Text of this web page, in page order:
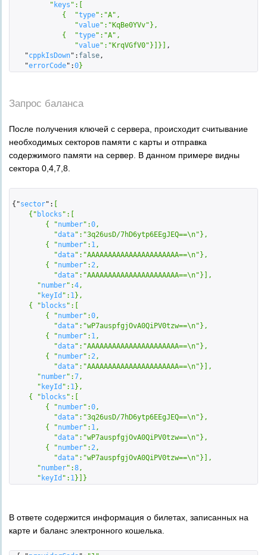
         "
keys ":
            {  "
type": "A" ,
               "
value": "KqBe0YVv" } ,
            {  "
type": "A" ,
               "
value": "KrqVGfV0" } ]}
,
   "
cppkIsDown": false,
   "
errorCode":0}
Запрос баланса
После получения ключей с сервера, происходит считывание
необходимых секторов памяти с карты и отправка
содержимого памяти на сервер. В данном примере видны
сектора 0,4,7,8.
{"sector":
    {"
blocks ":
        { "
number":0,
          "
data": "3q26usD/7hD6ytp6EEgJEQ==\n" } ,
        { "
number": 1,
          "
data": "AAAAAAAAAAAAAAAAAAAAAA==\n" } ,
        { "
number": 2,
          "
data": "AAAAAAAAAAAAAAAAAAAAAA==\n" }
,
      "
number":4,
      "
keyId ": 1} ,
    { "
blocks ":
        { "
number":0,
          "
data": "wP7auspfgjOvA0QiPV0tzw==\n" } ,
        { "
number": 1,
          "
data": "AAAAAAAAAAAAAAAAAAAAAA==\n" } ,
        { "
number": 2,
          "
data": "AAAAAAAAAAAAAAAAAAAAAA==\n" }
,
      "
number":7,
      "
keyId ": 1} ,
    { "
blocks ":
        { "
number":0,
          "
data": "3q26usD/7hD6ytp6EEgJEQ==\n" } ,
        { "
number": 1,
          "
data": "wP7auspfgjOvA0QiPV0tzw==\n" } ,
        { "
number": 2,
          "
data": "wP7auspfgjOvA0QiPV0tzw==\n" }
,
      "
number":8,
      "
keyId ": 1} ]}
В ответе содержится информация о билетах, записанных на
карте и баланс электронного кошелька.